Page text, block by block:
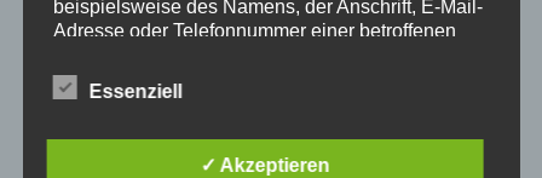
aliquet tellus feugiat. Nunc finibus condimentum
consectetur adipiscing elit.
beispielsweise des Namens, der Anschrift, E-Mail-
Adresse oder Telefonnummer einer betroffenen
Datenschutz-Grundverordnung und in
Übereinstimmung mit den für uns geltenden
Essenziell
✓ Akzeptieren